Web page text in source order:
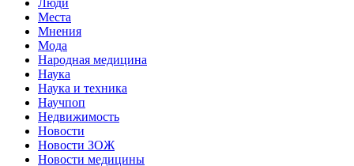
Места
Мнения
Мода
Народная медицина
Наука
Наука и техника
Научпоп
Недвижимость
Новости
Новости ЗОЖ
Новости медицины